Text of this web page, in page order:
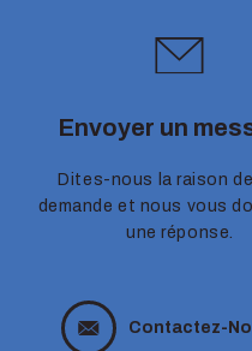
Envoyer un
Dites-nous la raison
demande et nous vous
une réponse.
Contactez-